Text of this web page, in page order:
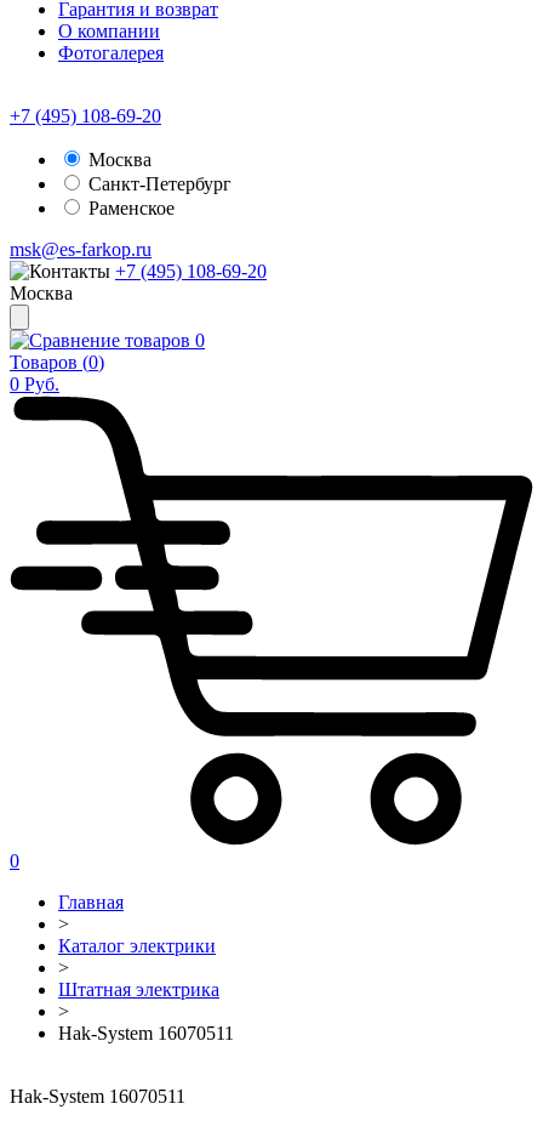
Гарантия и возврат
О компании
Фотогалерея
+7 (495) 108-69-20
Москва
Санкт-Петербург
Раменское
msk@es-farkop.ru
+7 (495) 108-69-20
Москва
0
Товаров (0)
0 Руб.
0
Главная
>
Каталог электрики
>
Штатная электрика
>
Hak-System 16070511
Hak-System 16070511